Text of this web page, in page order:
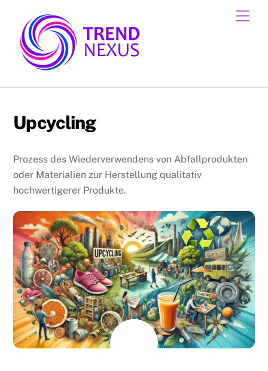
content
Upcycling
Prozess des Wiederverwendens von Abfallprodukten
oder Materialien zur Herstellung qualitativ
hochwertigerer Produkte.